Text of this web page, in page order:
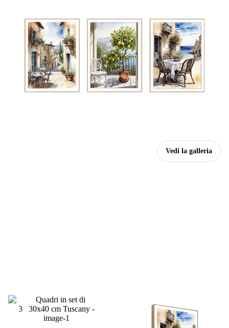
Vedi la galleria